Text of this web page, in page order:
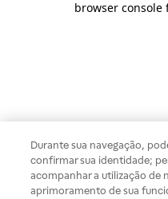
browser
Durante sua navegação,
confirmar sua identidade;
acompanhar a utilização de
aprimoramento de sua